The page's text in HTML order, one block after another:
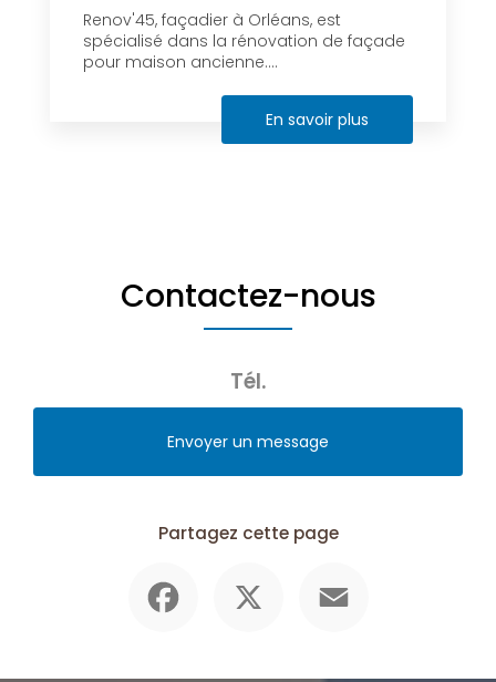
Renov'45, façadier à Orléans, est
spécialisé dans la rénovation de façade
pour maison ancienne....
En savoir plus
Contactez-nous
Tél.
Envoyer un message
Partagez cette page